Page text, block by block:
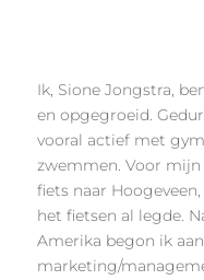
Ik, Sione Jongstra,
en opgegroeid.
vooral actief met
zwemmen. Voor
fiets naar
het fietsen al legde.
Amerika begon ik
marketing/